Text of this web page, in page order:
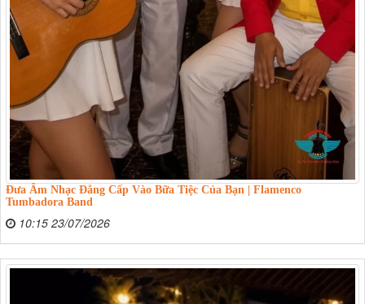
Đưa Âm Nhạc Đẳng Cấp Vào Bữa Tiệc Của Bạn | Flamenco
Tumbadora Band
10:15 23/07/2026